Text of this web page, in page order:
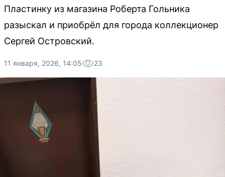
Пластинку из магазина Роберта Гольника
разыскал и приобрёл для города коллекционер
Сергей Островский.
11 января, 2026, 14:05 23